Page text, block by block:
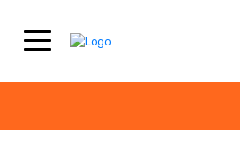
+995591420002